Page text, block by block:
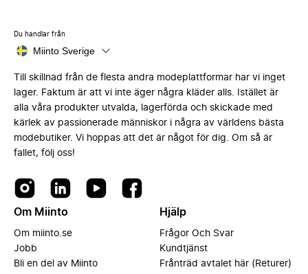
Du handlar från
Miinto Sverige
Till skillnad från de flesta andra modeplattformar har vi inget
lager. Faktum är att vi inte äger några kläder alls. Istället är
alla våra produkter utvalda, lagerförda och skickade med
kärlek av passionerade människor i några av världens bästa
modebutiker. Vi hoppas att det är något för dig. Om så är
fallet, följ oss!
Om Miinto
Om miinto.se
Jobb
Bli en del av Miinto
Hjälp
Frågor Och Svar
Kundtjänst
Frånträd avtalet här (Returer)